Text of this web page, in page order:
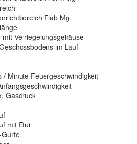
Flab Mg
Verriegelungsgehäuse
im Lauf
/ Minute Feuergeschwindigkeit
Gasdruck
mit Etui
Gurte